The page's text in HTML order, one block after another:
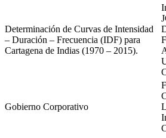
Determinación de Curvas de Intensidad
– Duración – Frecuencia (IDF) para
Cartagena de Indias (1970 – 2015).
Gobierno Corporativo